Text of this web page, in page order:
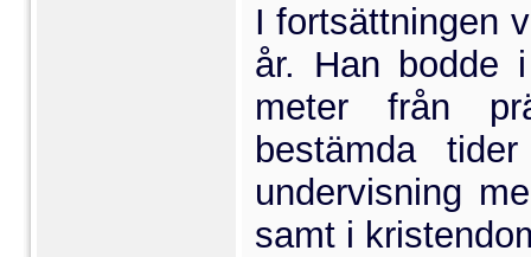
I fortsättningen
år. Han bodde
meter från
bestämda
undervisning
samt i